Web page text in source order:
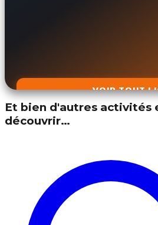
VOIR TOUT
Et bien d'autres activités
découvrir…